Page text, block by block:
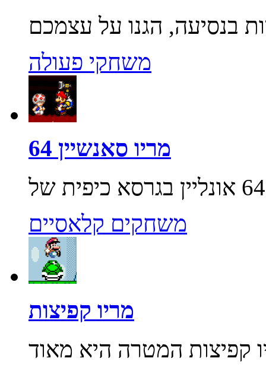
משחקי פעולה
מריו סאנשיין 64
משחקים קלאסיים
מריו קפיצות